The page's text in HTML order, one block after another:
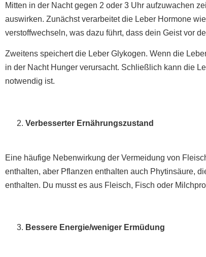
Mitten in der Nacht gegen 2 oder 3 Uhr aufzuwachen
auswirken. Zunächst verarbeitet die Leber Hormone
verstoffwechseln, was dazu führt, dass dein Geist vor
Zweitens speichert die Leber Glykogen. Wenn die
in der Nacht Hunger verursacht. Schließlich kann die
notwendig ist.
Verbesserter Ernährungszustand
Eine häufige Nebenwirkung der Vermeidung von
enthalten, aber Pflanzen enthalten auch Phytinsäure,
enthalten. Du musst es aus Fleisch, Fisch oder
Bessere Energie/weniger Ermüdung